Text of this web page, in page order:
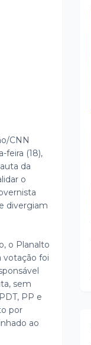
CNN
feira (18),
da
o
divergiam
o Planalto
votação foi
sem
PP e
por
ao